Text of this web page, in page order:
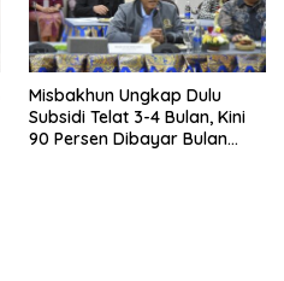
Misbakhun Ungkap Dulu
Subsidi Telat 3-4 Bulan, Kini
90 Persen Dibayar Bulan